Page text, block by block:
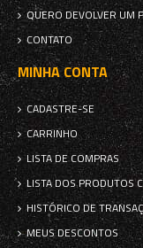
QUERO DEVOLVER UM
CONTATO
MINHA CONTA
CADASTRE-SE
CARRINHO
LISTA DE COMPRAS
LISTA DOS PRODUTOS
HISTÓRICO DE
MEUS DESCONTOS